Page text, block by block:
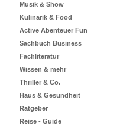
Musik & Show
Kulinarik & Food
Active Abenteuer Fun
Sachbuch Business
Fachliteratur
Wissen & mehr
Thriller & Co.
Haus & Gesundheit
Ratgeber
Reise - Guide